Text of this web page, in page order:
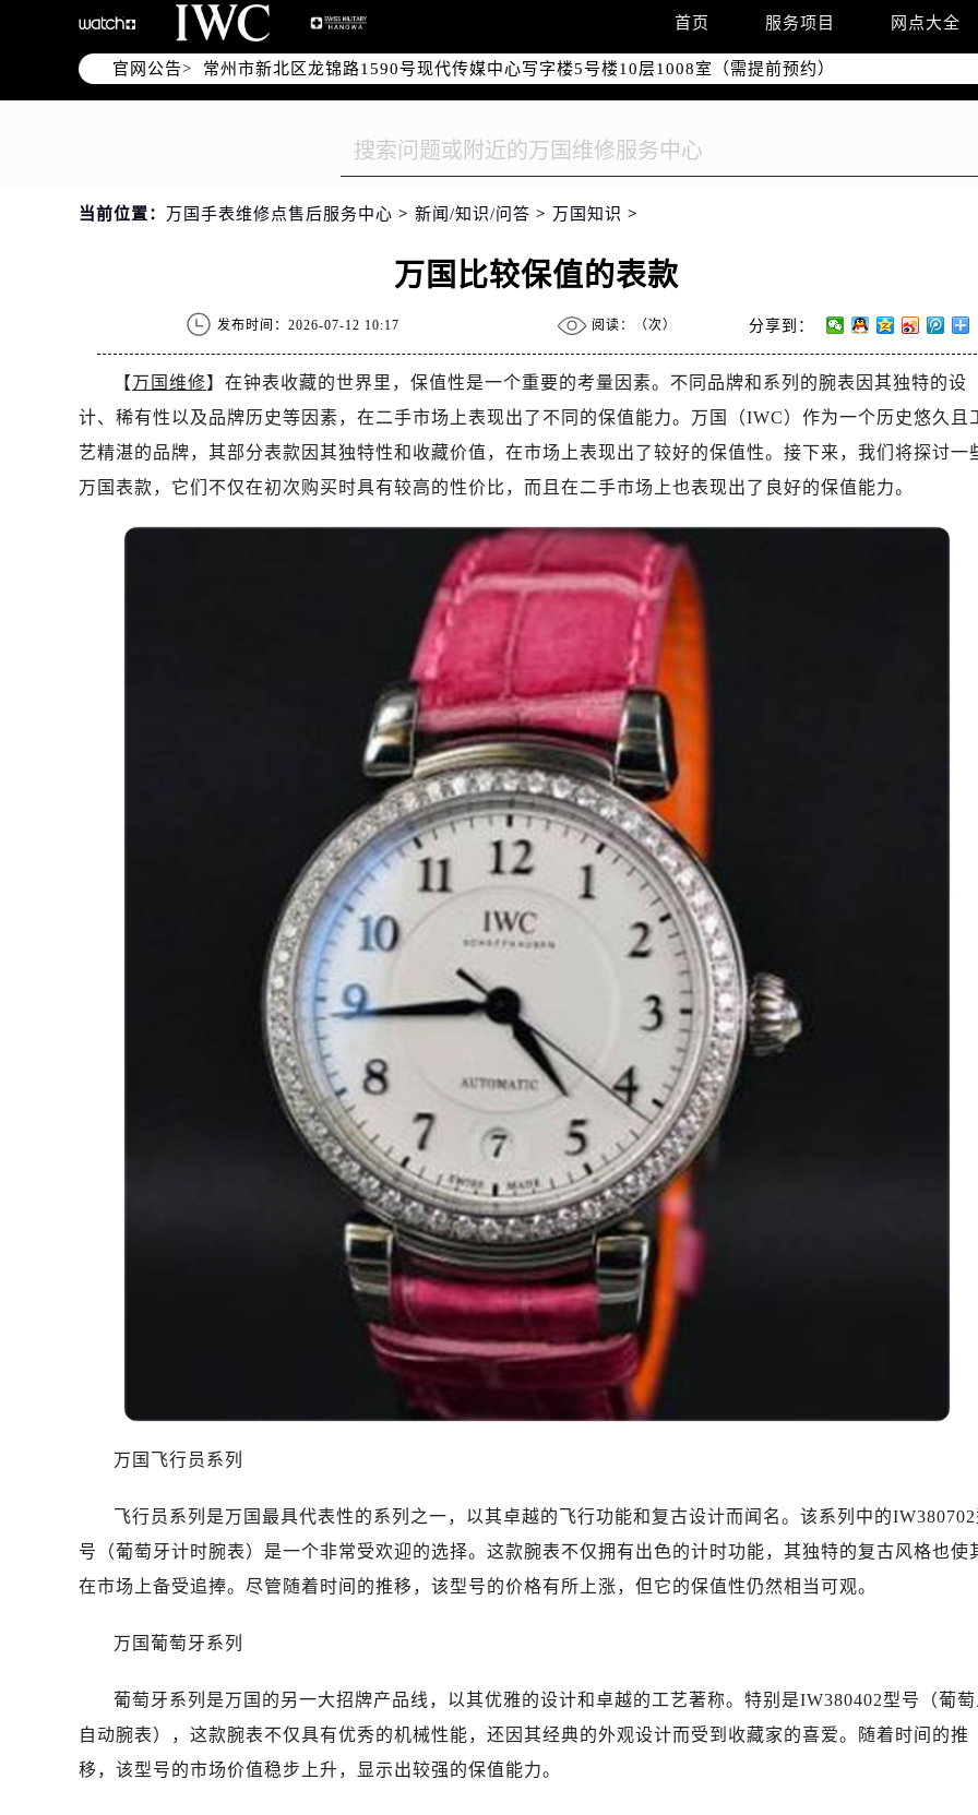
首页 服务项目 网点大全
官网公告>
上海市黄浦区南京东路299号宏伊国际广场写字楼8层806室（需提前预约）
南京市秦淮区中山南路1号（新街口）南京中心写字楼22层C1-1室（需提前预约）
常州市新北区龙锦路1590号现代传媒中心写字楼5号楼10层1008室（需提前预约）
徐州市鼓楼区淮海东路29号苏宁广场IFC国际金融中心写字楼35层3508室（需提前预约）
盐城市盐都区世纪大道5号盐城金融城写字楼1号楼16层1604室（需提前预约）
宁波市江北区大闸南路500号来福士广场办公楼20层2009室（需提前预约）
金华市金东区东市南街777号金华万达广场写字楼4号楼22层2209室（需提前预约）
绍兴市越城区胜利东路379号世茂天际中心写字楼8层805室（需提前预约）
南昌市红谷滩新区红谷中大道998号绿地双子塔（中央广场）A1座办公楼14层07室（需提前预约）
济南市历下区经十路11111号华润中心写字楼（万象城）15层1508室（需提前预约）
广州市越秀区环市东路371-375号世界贸易中心大厦南塔写字楼15层07室（需提前预约）
深圳市罗湖区深南东路5001号华润大厦写字楼17层1701室（需提前预约）
惠州市惠城区江北文昌一路7号华贸大厦写字楼1座30层05室（需提前预约）
厦门市思明区湖滨东路95号华润大厦写字楼B座11层1104室（需提前预约）
福州市鼓楼区五四路128-1号恒力城写字楼15层03室（需提前预约）
成都市锦江区人民东路6号SAC东原中心写字楼24层2406B室（需提前预约）
重庆市江北区观音桥步行街2号融恒时代广场写字楼9层902室（需提前预约）
长沙市芙蓉区定王台街道建湘路393号世茂环球金融中心写字楼（芙蓉广场）10层13室（需提前预约）
郑州市二七区铭功路10号华润大厦写字楼29层2905室（需提前预约）
太原市迎泽区解放路15号亨得利名表服务中心（品牌授权店）3层整层（需提前预约）
沈阳市沈河区中街路137号亨得利名表服务中心（品牌授权店）1层整层（需提前预约）
沈阳市沈河区中街路83号亨得利名表服务中心（品牌授权店）1层整层（需提前预约）
乌鲁木齐市天山区红山路26号时代广场（CCMALL）C座17层17-B（需提前预约）
温州市鹿城区锦绣路1067号置信广场10层1015室（需提前预约）
哈尔滨市道里区友谊西路600号富力中心T2座写字楼29层03室（需提前预约）
大连市中山区人民路15号国际金融大厦7层G室（需提前预约）
佛山市禅城区季华五路57号万科金融中心C座12层1205室（需提前预约）
东莞市东城街道鸿福东路1号民盈国贸中心T1写字楼9层907室（需提前预约）
无锡市梁溪区人民中路139号恒隆广场写字楼1座11层1104室（需提前预约）
南通市崇川区工农路57号圆融广场写字楼16层1603室（需提前预约）
苏州市苏州工业园区星港街199号苏州中心办公楼C座22层08室（需提前预约）
武汉市江汉区解放大道686号世界贸易大厦38层09室（需提前预约）
南宁市青秀区金湖路59号地王大厦12楼1224室（需提前预约）
合肥市蜀山区潜山路111号万象城华润大厦B座12楼03室（需提前预约）
泉州市丰泽区宝洲路729号浦西万达中心写字楼A座7楼709室（需提前预约）
青岛市南区山东路6号华润大厦B座22层04室（需提前预约）
烟台市芝罘区胜利路139号万达金融中心A座907室（需提前预约）
长春市朝阳区西安大路727号中银大厦A座(旺进大厦)18层09室（需提前预约）
贵阳市南明区都司高架桥路33号亨特国际金融中心14楼14D（需提前预约）
昆明市盘龙区北京路928号同德昆明广场写字楼10层06室（需提前预约）
石家庄市长安区中山东路39号勒泰中心写字楼B座13层07室（需提前预约）
西安市碑林区南关正街88号华侨城长安国际中心E座6楼10室（需提前预约）
台州市椒江区东海大道1800号腾达中心东1幢20楼2002室（需提前预约）
重庆市解放碑渝中区民权路28号英利国际金融中心写字楼20层01室（需提前预约）
黑龙江省黑河市爱辉区中央街万国售后服务中心（需提前预约）
黑龙江省牡丹江市东安区太平路万国售后服务中心（需提前预约）
当前位置： 万国手表维修点售后服务中心 > 新闻/知识/问答 > 万国知识 >
万国比较保值的表款
发布时间：2026-07-12 10:17 阅读：（次） 分享到：
【万国维修】在钟表收藏的世界里，保值性是一个重要的考量因素。不同品牌和系列的腕表因其独特的设
计、稀有性以及品牌历史等因素，在二手市场上表现出了不同的保值能力。万国（IWC）作为一个历史悠久且
艺精湛的品牌，其部分表款因其独特性和收藏价值，在市场上表现出了较好的保值性。接下来，我们将探讨一
万国表款，它们不仅在初次购买时具有较高的性价比，而且在二手市场上也表现出了良好的保值能力。
万国飞行员系列
飞行员系列是万国最具代表性的系列之一，以其卓越的飞行功能和复古设计而闻名。该系列中的IW380702
号（葡萄牙计时腕表）是一个非常受欢迎的选择。这款腕表不仅拥有出色的计时功能，其独特的复古风格也使
在市场上备受追捧。尽管随着时间的推移，该型号的价格有所上涨，但它的保值性仍然相当可观。
万国葡萄牙系列
葡萄牙系列是万国的另一大招牌产品线，以其优雅的设计和卓越的工艺著称。特别是IW380402型号（葡萄
自动腕表），这款腕表不仅具有优秀的机械性能，还因其经典的外观设计而受到收藏家的喜爱。随着时间的推
移，该型号的市场价值稳步上升，显示出较强的保值能力。